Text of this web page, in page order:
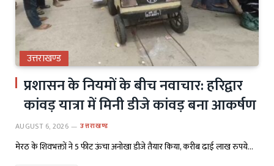
उत्तराखण्ड
प्रशासन के नियमों के बीच नवाचार: हरिद्वार
कांवड़ यात्रा में मिनी डीजे कांवड़ बना आकर्षण
AUGUST 6, 2026 उत्तराखण्ड
मेरठ के शिवभक्तों ने 5 फीट ऊंचा अनोखा डीजे तैयार किया, करीब ढाई लाख रुपये…